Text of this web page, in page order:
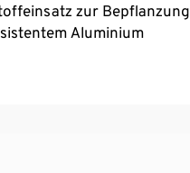
zur Bepflanzung
Aluminium